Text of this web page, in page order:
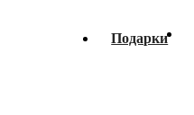
Подарки